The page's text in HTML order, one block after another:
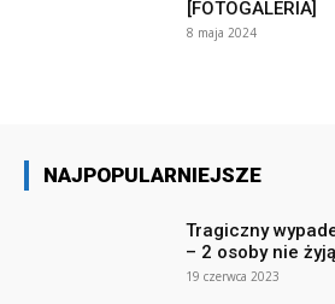
[FOTOGALERIA]
8 maja 2024
NAJPOPULARNIEJSZE
Tragiczny
– 2 osoby nie żyją
19 czerwca 2023